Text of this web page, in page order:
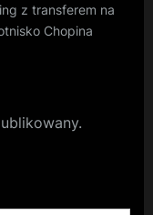
z transferem na
Chopina